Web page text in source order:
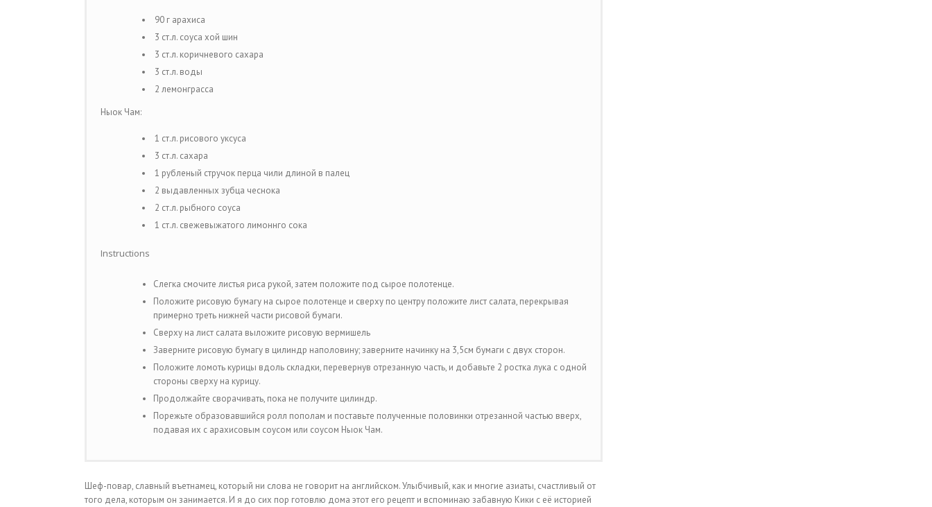
90 г арахиса
3 ст.л. соуса хой шин
3 ст.л. коричневого сахара
3 ст.л. воды
2 лемонграсса
Ныок Чам:
1 ст.л. рисового уксуса
3 ст.л. сахара
1 рубленый стручок перца чили длиной в палец
2 выдавленных зубца чеснока
2 ст.л. рыбного соуса
1 ст.л. свежевыжатого лимоннго сока
Instructions
Слегка смочите листья риса рукой, затем положите под сырое полотенце.
Положите рисовую бумагу на сырое полотенце и сверху по центру положите лист салата, перекрывая
примерно треть нижней части рисовой бумаги.
Сверху на лист салата выложите рисовую вермишель
Заверните рисовую бумагу в цилиндр наполовину; заверните начинку на 3,5см бумаги с двух сторон.
Положите ломоть курицы вдоль складки, перевернув отрезанную часть, и добавьте 2 ростка лука с одной
стороны сверху на курицу.
Продолжайте сворачивать, пока не получите цилиндр.
Порежьте образовавшийся ролл пополам и поставьте полученные половинки отрезанной частью вверх,
подавая их с арахисовым соусом или соусом Ныок Чам.
Шеф-повар, славный въетнамец, который ни слова не говорит на английском. Улыбчивый, как и многие азиаты, счастливый от
того дела, которым он занимается. И я до сих пор готовлю дома этот его рецепт и вспоминаю забавную Кики с её историей